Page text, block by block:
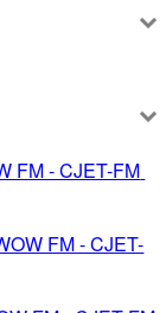
FM - CJET-FM
FM - CJET-